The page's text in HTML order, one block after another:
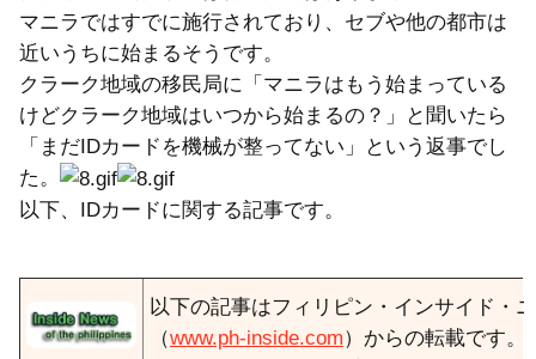
マニラではすでに施行されており、セブや他の都市は
近いうちに始まるそうです。
クラーク地域の移民局に「マニラはもう始まっている
けどクラーク地域はいつから始まるの？」と聞いたら
「まだIDカードを機械が整ってない」という返事でし
た。
以下、IDカードに関する記事です。
以下の記事はフィリピン・インサイド・
（www.ph-inside.com）からの転載です。